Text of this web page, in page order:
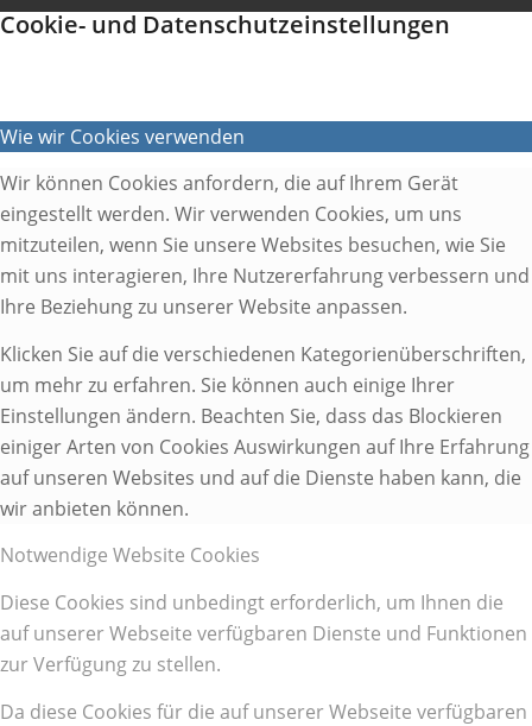
Cookie- und Datenschutzeinstellungen
Wie wir Cookies verwenden
Wir können Cookies anfordern, die auf Ihrem Gerät
eingestellt werden. Wir verwenden Cookies, um uns
mitzuteilen, wenn Sie unsere Websites besuchen, wie Sie
mit uns interagieren, Ihre Nutzererfahrung verbessern und
Ihre Beziehung zu unserer Website anpassen.
Klicken Sie auf die verschiedenen Kategorienüberschriften,
um mehr zu erfahren. Sie können auch einige Ihrer
Einstellungen ändern. Beachten Sie, dass das Blockieren
einiger Arten von Cookies Auswirkungen auf Ihre Erfahrung
auf unseren Websites und auf die Dienste haben kann, die
wir anbieten können.
Notwendige Website Cookies
Diese Cookies sind unbedingt erforderlich, um Ihnen die
auf unserer Webseite verfügbaren Dienste und Funktionen
zur Verfügung zu stellen.
Da diese Cookies für die auf unserer Webseite verfügbaren